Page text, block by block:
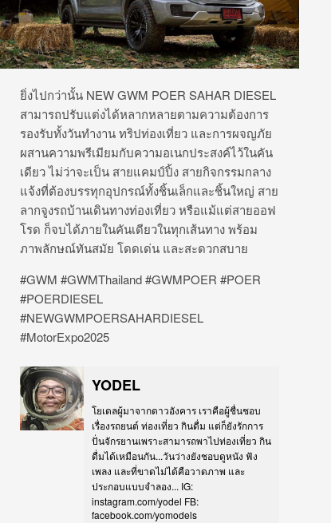
ยิ่งไปกว่านั้น NEW GWM POER SAHAR DIESEL
สามารถปรับแต่งได้หลากหลายตามความต้องการ
รองรับทั้งวันทำงาน ทริปท่องเที่ยว และการผจญภัย
ผสานความพรีเมียมกับความอเนกประสงค์ไว้ในคัน
เดียว ไม่ว่าจะเป็น สายแคมป์ปิ้ง สายกิจกรรมกลาง
แจ้งที่ต้องบรรทุกอุปกรณ์ทั้งชิ้นเล็กและชิ้นใหญ่ สาย
ลากจูงรถบ้านเดินทางท่องเที่ยว หรือแม้แต่สายออฟ
โรด ก็จบได้ภายในคันเดียวในทุกเส้นทาง พร้อม
ภาพลักษณ์ทันสมัย โดดเด่น และสะดวกสบาย
#GWM #GWMThailand #GWMPOER #POER
#POERDIESEL
#NEWGWMPOERSAHARDIESEL
#MotorExpo2025
YODEL
โยเดลผู้มาจากดาวอังคาร เราคือผู้ชื่นชอบ
เรื่องรถยนต์ ท่องเที่ยว กินดื่ม แต่ก็ยังรักการ
ปั่นจักรยานเพราะสามารถพาไปท่องเที่ยว กิน
ดื่มได้เหมือนกัน...วันว่างยังชอบดูหนัง ฟัง
เพลง และที่ขาดไม่ได้คือวาดภาพ และ
ประกอบแบบจำลอง... IG:
instagram.com/yodel FB:
facebook.com/yomodels